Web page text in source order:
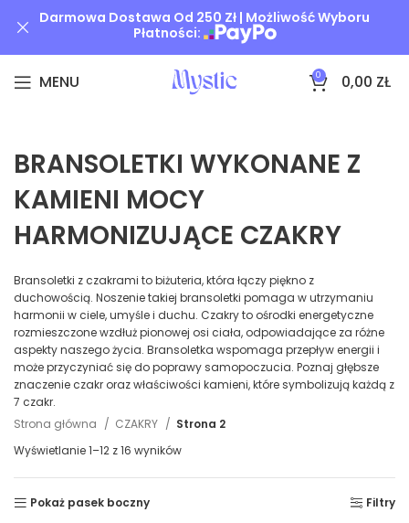
MENU 0 0,00 ZŁ
BRANSOLETKI WYKONANE Z
KAMIENI MOCY
HARMONIZUJĄCE CZAKRY
Bransoletki z czakrami to biżuteria, która łączy piękno z
duchowością. Noszenie takiej bransoletki pomaga w utrzymaniu
harmonii w ciele, umyśle i duchu. Czakry to ośrodki energetyczne
rozmieszczone wzdłuż pionowej osi ciała, odpowiadające za różne
aspekty naszego życia. Bransoletka wspomaga przepływ energii i
może przyczyniać się do poprawy samopoczucia. Poznaj głębsze
znaczenie czakr oraz właściwości kamieni, które symbolizują każdą z
7 czakr.
Strona główna
CZAKRY
Strona 2
Wyświetlanie 1–12 z 16 wynikówPosortowane
Pokaż pasek boczny
Filtry
Darmowa Dostawa Od 250 Zł | Możliwość Wyboru
Płatności: